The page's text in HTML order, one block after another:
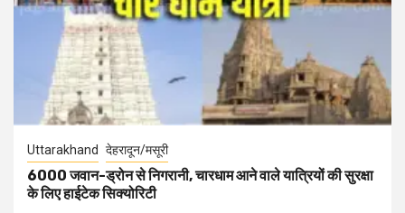
Uttarakhand देहरादून/मसूरी
6000 जवान-ड्रोन से निगरानी, चारधाम आने वाले यात्रियों की सुरक्षा
के लिए हाईटेक सिक्योरिटी